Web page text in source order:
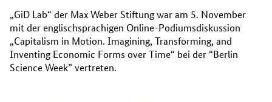
„GiD Lab“ der Max Weber Stiftung war am 5. November
mit der englischsprachigen Online-Podiumsdiskussion
„Capitalism in Motion. Imagining, Transforming, and
Inventing Economic Forms over Time“ bei der “Berlin
Science Week” vertreten.